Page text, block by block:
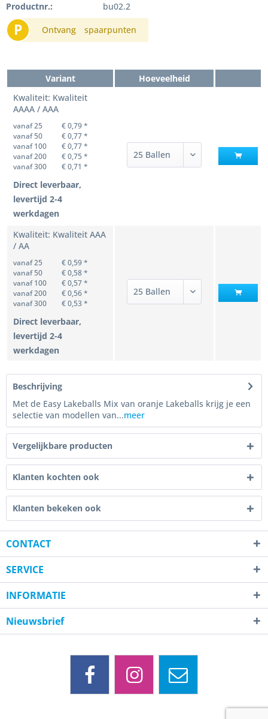
Productnr.: bu02.2
P Ontvang spaarpunten
Variant
Hoeveelheid
Kwaliteit: Kwaliteit
AAAA / AAA
vanaf 25
€ 0,79 *
vanaf 50
€ 0,77 *
vanaf 100
€ 0,77 *
vanaf 200
€ 0,75 *
vanaf 300
€ 0,71 *
Direct leverbaar,
levertijd 2-4
werkdagen
Kwaliteit: Kwaliteit AAA
/ AA
vanaf 25
€ 0,59 *
vanaf 50
€ 0,58 *
vanaf 100
€ 0,57 *
vanaf 200
€ 0,56 *
vanaf 300
€ 0,53 *
Direct leverbaar,
levertijd 2-4
werkdagen
Beschrijving
Met de Easy Lakeballs Mix van oranje Lakeballs krijg je een
selectie van modellen van...meer
Vergelijkbare producten
Klanten kochten ook
Klanten bekeken ook
CONTACT
SERVICE
INFORMATIE
Nieuwsbrief